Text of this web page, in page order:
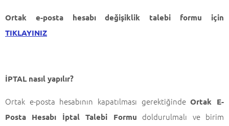
Ortak e-posta hesabı değişiklik talebi formu için
TIKLAYINIZ
İPTAL nasıl yapılır?
Ortak e-posta hesabının kapatılması gerektiğindeOrtak E-
Posta Hesabı İptal Talebi Formu doldurulmalı ve birim